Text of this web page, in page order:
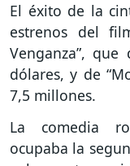
El éxito de la
estrenos del
Venganza”,
dólares, y de
7,5 millones.
La comedia
ocupaba la